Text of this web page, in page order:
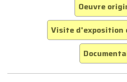
Oeuvre
Visite